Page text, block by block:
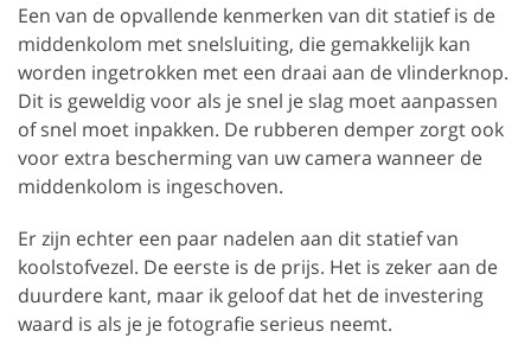
Een van de opvallende kenmerken van dit statief is de
middenkolom met snelsluiting, die gemakkelijk kan
worden ingetrokken met een draai aan de vlinderknop.
Dit is geweldig voor als je snel je slag moet aanpassen
of snel moet inpakken. De rubberen demper zorgt ook
voor extra bescherming van uw camera wanneer de
middenkolom is ingeschoven.
Er zijn echter een paar nadelen aan dit statief van
koolstofvezel. De eerste is de prijs. Het is zeker aan de
duurdere kant, maar ik geloof dat het de investering
waard is als je je fotografie serieus neemt.